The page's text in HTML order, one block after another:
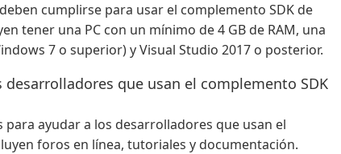
cumplirse para usar el complemento SDK de
tener una PC con un mínimo de 4 GB de RAM, una
7 o superior) y Visual Studio 2017 o posterior.
que usan el complemento SDK
ayudar a los desarrolladores que usan el
foros en línea, tutoriales y documentación.